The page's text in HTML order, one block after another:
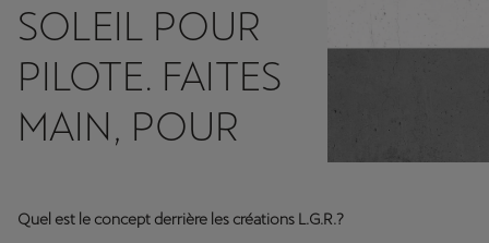
SOLEIL POUR
PILOTE. FAITES
MAIN, POUR
Quel est le concept derrière les créations L.G.R.?